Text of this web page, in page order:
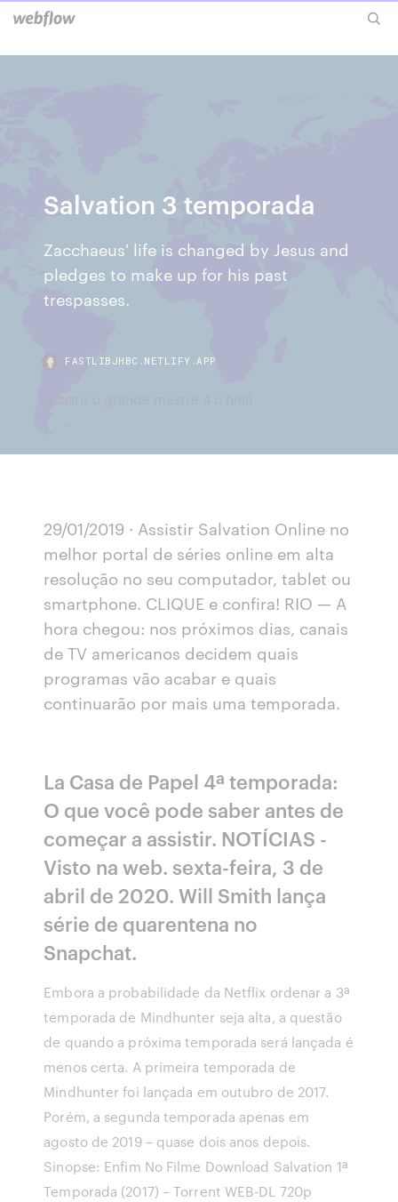
Salvation 3 temporada
Zacchaeus' life is changed by Jesus and
pledges to make up for his past
trespasses.
FASTLIBJHBC.NETLIFY.APP
Assistir o grande mestre 4 o final
29/01/2019 · Assistir Salvation Online no
melhor portal de séries online em alta
resolução no seu computador, tablet ou
smartphone. CLIQUE e confira! RIO — A
hora chegou: nos próximos dias, canais
de TV americanos decidem quais
programas vão acabar e quais
continuarão por mais uma temporada.
La Casa de Papel 4ª temporada:
O que você pode saber antes de
começar a assistir. NOTÍCIAS -
Visto na web. sexta-feira, 3 de
abril de 2020. Will Smith lança
série de quarentena no
Snapchat.
Embora a probabilidade da Netflix ordenar a 3ª
temporada de Mindhunter seja alta, a questão
de quando a próxima temporada será lançada é
menos certa. A primeira temporada de
Mindhunter foi lançada em outubro de 2017.
Porém, a segunda temporada apenas em
agosto de 2019 – quase dois anos depois.
Sinopse: Enfim No Filme Download Salvation 1ª
Temporada (2017) – Torrent WEB-DL 720p